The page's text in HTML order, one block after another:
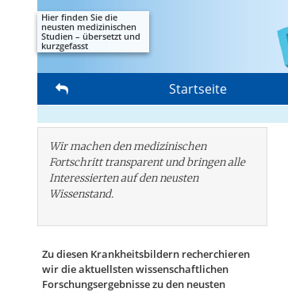
Hier finden Sie die
neusten medizinischen
Studien – übersetzt und
kurzgefasst
Startseite
Wir machen den medizinischen
Fortschritt transparent und bringen alle
Interessierten auf den neusten
Wissenstand.
Zu diesen Krankheitsbildern recherchieren
wir die aktuellsten wissenschaftlichen
Forschungs­ergebnisse zu den neusten